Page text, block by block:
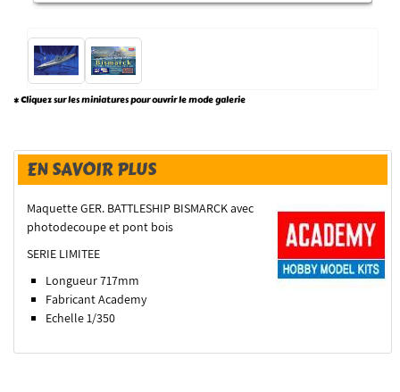
* Cliquez sur les miniatures pour ouvrir le mode galerie
EN SAVOIR PLUS
Maquette GER. BATTLESHIP BISMARCK avec
photodecoupe et pont bois
SERIE LIMITEE
Longueur 717mm
Fabricant Academy
Echelle 1/350